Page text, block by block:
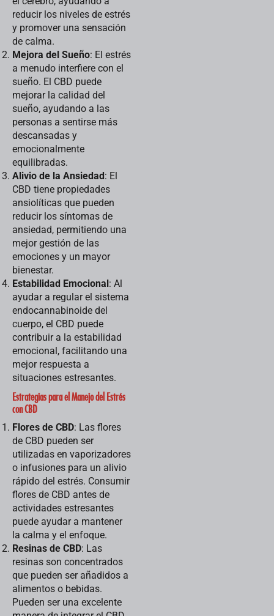
reducir los niveles de estrés
y promover una sensación
de calma.
Mejora del Sueño: El estrés
a menudo interfiere con el
sueño. El CBD puede
mejorar la calidad del
sueño, ayudando a las
personas a sentirse más
descansadas y
emocionalmente
equilibradas.
Alivio de la Ansiedad: El
CBD tiene propiedades
ansiolíticas que pueden
reducir los síntomas de
ansiedad, permitiendo una
mejor gestión de las
emociones y un mayor
bienestar.
Estabilidad Emocional: Al
ayudar a regular el sistema
endocannabinoide del
cuerpo, el CBD puede
contribuir a la estabilidad
emocional, facilitando una
mejor respuesta a
situaciones estresantes.
Estrategias para el Manejo del Estrés
con CBD
Flores de CBD: Las flores
de CBD pueden ser
utilizadas en vaporizadores
o infusiones para un alivio
rápido del estrés. Consumir
flores de CBD antes de
actividades estresantes
puede ayudar a mantener
la calma y el enfoque.
Resinas de CBD: Las
resinas son concentrados
que pueden ser añadidos a
alimentos o bebidas.
Pueden ser una excelente